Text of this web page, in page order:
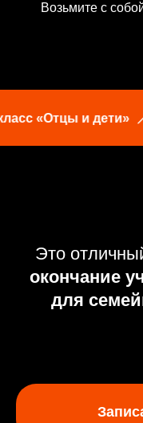
Возьмите с
и дети»
Это
окончание
для